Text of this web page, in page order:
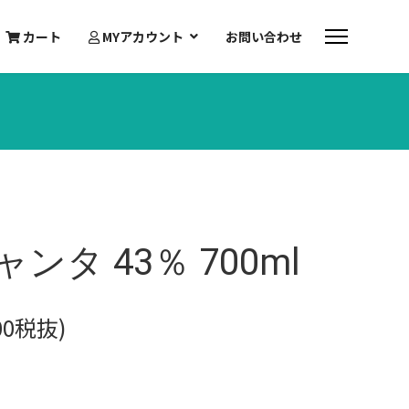
カート MYアカウント お問い合わせ
ンタ 43％ 700ml
税抜)